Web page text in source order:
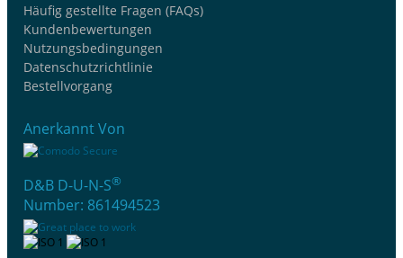
Häufig gestellte Fragen (FAQs)
Kundenbewertungen
Nutzungsbedingungen
Datenschutzrichtlinie
Bestellvorgang
Anerkannt Von
D&B D-U-N-S®
Number: 861494523